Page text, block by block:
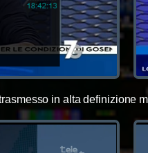
in alta definizione